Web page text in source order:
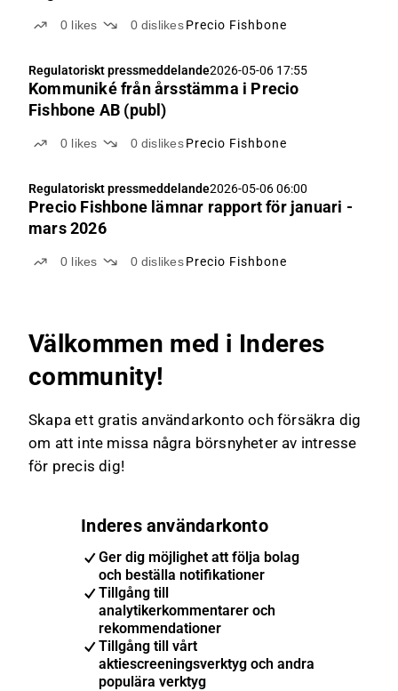
0 likes 0 dislikes Precio Fishbone
Regulatoriskt pressmeddelande2026-05-06 17:55
Kommuniké från årsstämma i Precio
Fishbone AB (publ)
0 likes 0 dislikes Precio Fishbone
Regulatoriskt pressmeddelande2026-05-06 06:00
Precio Fishbone lämnar rapport för januari -
mars 2026
0 likes 0 dislikes Precio Fishbone
Välkommen med i Inderes
community!
Skapa ett gratis användarkonto och försäkra dig
om att inte missa några börsnyheter av intresse
för precis dig!
Inderes användarkonto
Ger dig möjlighet att följa bolag
och beställa notifikationer
Tillgång till
analytikerkommentarer och
rekommendationer
Tillgång till vårt
aktiescreeningsverktyg och andra
populära verktyg